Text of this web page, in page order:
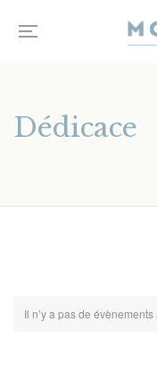
Dédicace
Il n’y a pas de évènements